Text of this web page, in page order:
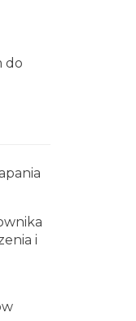
do
i